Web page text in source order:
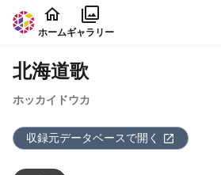
本文に飛ぶ
ホームギャラリー
北海道歌
ホッカイドウカ
収録元データベースで開く